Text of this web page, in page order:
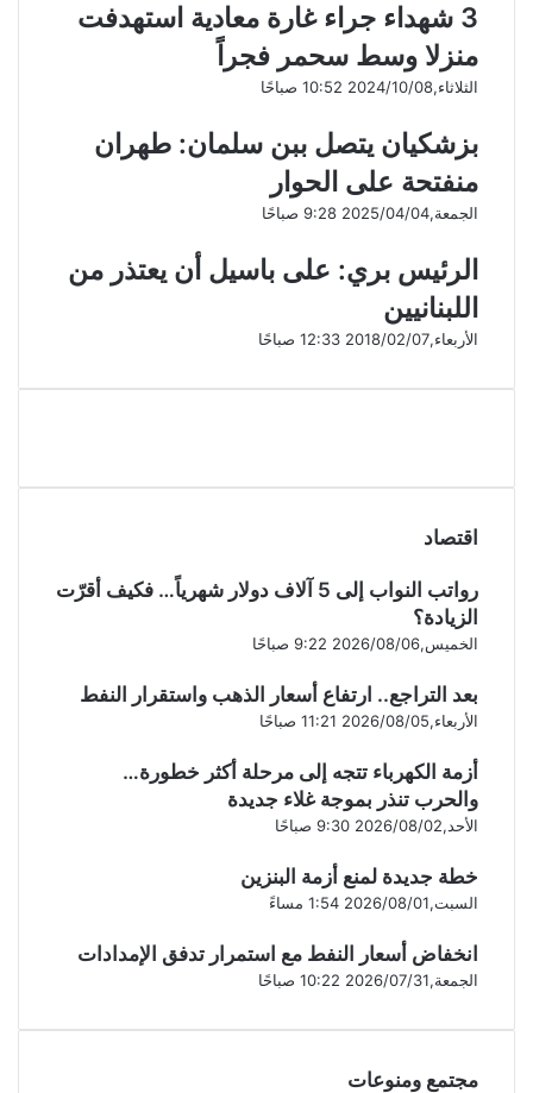
3 شهداء جراء غارة معادية استهدفت
منزلا وسط سحمر فجراً
الثلاثاء,2024/10/08 10:52 صباحًا
بزشكيان يتصل ببن سلمان: طهران
منفتحة على الحوار
الجمعة,2025/04/04 9:28 صباحًا
الرئيس بري: على باسيل أن يعتذر من
اللبنانيين
الأربعاء,2018/02/07 12:33 صباحًا
اقتصاد
رواتب النواب إلى 5 آلاف دولار شهرياً… فكيف أقرّت
الزيادة؟
الخميس,2026/08/06 9:22 صباحًا
بعد التراجع.. ارتفاع أسعار الذهب واستقرار النفط
الأربعاء,2026/08/05 11:21 صباحًا
أزمة الكهرباء تتجه إلى مرحلة أكثر خطورة…
والحرب تنذر بموجة غلاء جديدة
الأحد,2026/08/02 9:30 صباحًا
خطة جديدة لمنع أزمة البنزين
السبت,2026/08/01 1:54 مساءً
انخفاض أسعار النفط مع استمرار تدفق الإمدادات
الجمعة,2026/07/31 10:22 صباحًا
مجتمع ومنوعات